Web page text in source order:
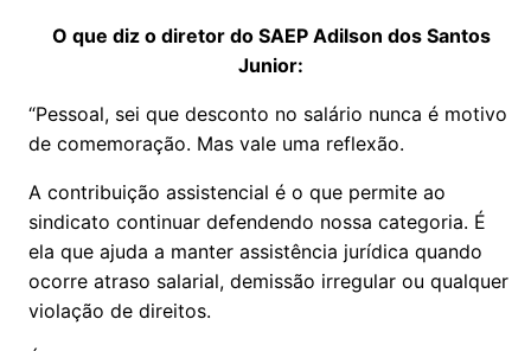
O que diz o diretor do SAEP Adilson dos Santos
Junior:
“Pessoal, sei que desconto no salário nunca é motivo
de comemoração. Mas vale uma reflexão.
A contribuição assistencial é o que permite ao
sindicato continuar defendendo nossa categoria. É
ela que ajuda a manter assistência jurídica quando
ocorre atraso salarial, demissão irregular ou qualquer
violação de direitos.